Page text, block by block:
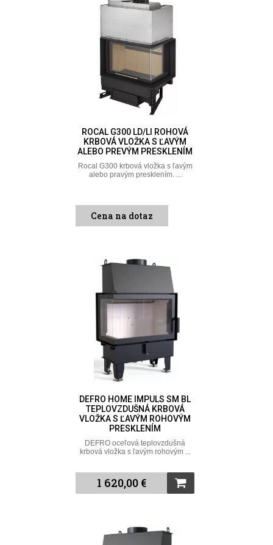
ROCAL G300 LD/LI ROHOVÁ
KRBOVÁ VLOŽKA S ĽAVÝM
ALEBO PREVÝM PRESKLENÍM
Rocal G300 krbová vložka s ľavým
alebo pravým presklením. ...
Cena na dotaz
DEFRO HOME IMPULS SM BL
TEPLOVZDUŠNÁ KRBOVÁ
VLOŽKA S ĽAVÝM ROHOVÝM
PRESKLENÍM
DEFRO oceľová teplovzdušná
krbová vložka s ľavým rohovým ...
1 620,00 €